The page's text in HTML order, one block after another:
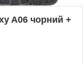
A06 чорний +